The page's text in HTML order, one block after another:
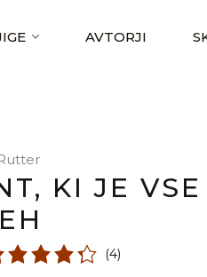
AVTORJI
KI JE
(4)